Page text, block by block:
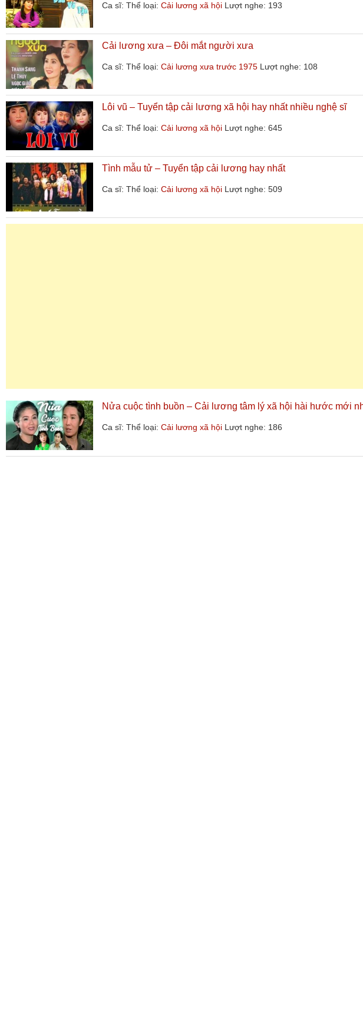
Ca sĩ: Thể loại: Cải lương xã hội Lượt nghe: 193
Cải lương xưa – Đôi mắt người xưa
Ca sĩ: Thể loại: Cải lương xưa trước 1975 Lượt nghe: 108
Lôi vũ – Tuyển tập cải lương xã hội hay nhất nhiều nghệ sĩ
Ca sĩ: Thể loại: Cải lương xã hội Lượt nghe: 645
Tình mẫu tử – Tuyển tập cải lương hay nhất
Ca sĩ: Thể loại: Cải lương xã hội Lượt nghe: 509
Nửa cuộc tình buồn – Cải lương tâm lý xã hội hài hước mới
Ca sĩ: Thể loại: Cải lương xã hội Lượt nghe: 186